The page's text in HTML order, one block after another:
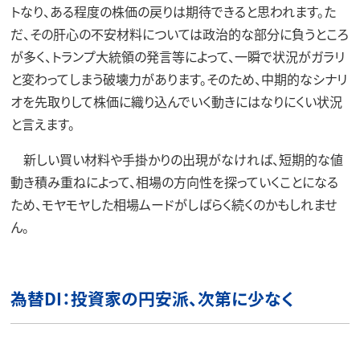
トなり、ある程度の株価の戻りは期待できると思われます。た
だ、その肝心の不安材料については政治的な部分に負うところ
が多く、トランプ大統領の発言等によって、一瞬で状況がガラリ
と変わってしまう破壊力があります。そのため、中期的なシナリ
オを先取りして株価に織り込んでいく動きにはなりにくい状況
と言えます。
新しい買い材料や手掛かりの出現がなければ、短期的な値
動き積み重ねによって、相場の方向性を探っていくことになる
ため、モヤモヤした相場ムードがしばらく続くのかもしれませ
ん。
為替DI：投資家の円安派、次第に少なく